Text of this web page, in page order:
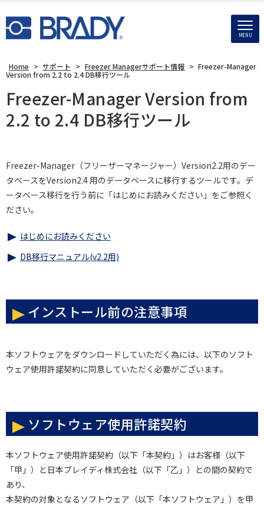
MENU
Home > サポート > Freezer Managerサポート情報 > Freezer-Manager
Version from 2.2 to 2.4 DB移行ツール
Freezer-Manager Version from
2.2 to 2.4 DB移行ツール
Freezer-Manager（フリーザーマネージャー）Version2.2用のデー
タベースをVersion2.4 用のデータベースに移行するツールです。デ
ータベース移行を行う前に「はじめにお読みください」をご参照く
ださい。
はじめにお読みください
DB移行マニュアル(v2.2用)
インストール前の注意事項
本ソフトウェアをダウンロードしていただく為には、以下のソフト
ウェア使用許諾契約に同意していただく必要がございます。
ソフトウェア使用許諾契約
本ソフトウェア使用許諾契約（以下「本契約」）はお客様（以下
「甲」）と日本ブレイディ株式会社（以下「乙」）との間の契約で
あり、
本契約の対象となるソフトウェア（以下「本ソフトウェア」）を甲